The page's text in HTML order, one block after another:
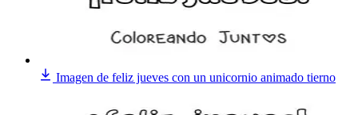
Imagen de feliz jueves con un unicornio animado tierno